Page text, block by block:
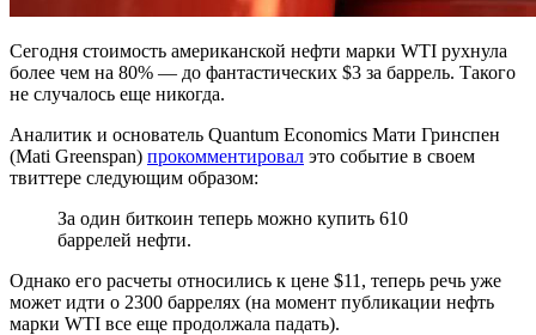
Сегодня стоимость американской нефти марки WTI рухнула
более чем на 80% — до фантастических $3 за баррель. Такого
не случалось еще никогда.
Аналитик и основатель Quantum Economics Мати Гринспен
(Mati Greenspan) прокомментировал это событие в своем
твиттере следующим образом:
За один биткоин теперь можно купить 610
баррелей нефти.
Однако его расчеты относились к цене $11, теперь речь уже
может идти о 2300 баррелях (на момент публикации нефть
марки WTI все еще продолжала падать).